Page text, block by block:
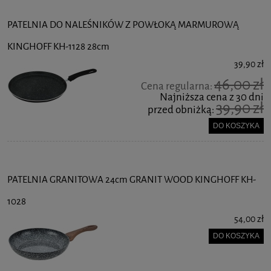
PATELNIA DO NALEŚNIKÓW Z POWŁOKĄ MARMUROWĄ
KINGHOFF KH-1128 28cm
39,90 zł
Cena regularna:46,00 zł
Najniższa cena z 30 dni
przed obniżką:39,90 zł
DO KOSZYKA
PATELNIA GRANITOWA 24cm GRANIT WOOD KINGHOFF KH-
1028
54,00 zł
DO KOSZYKA